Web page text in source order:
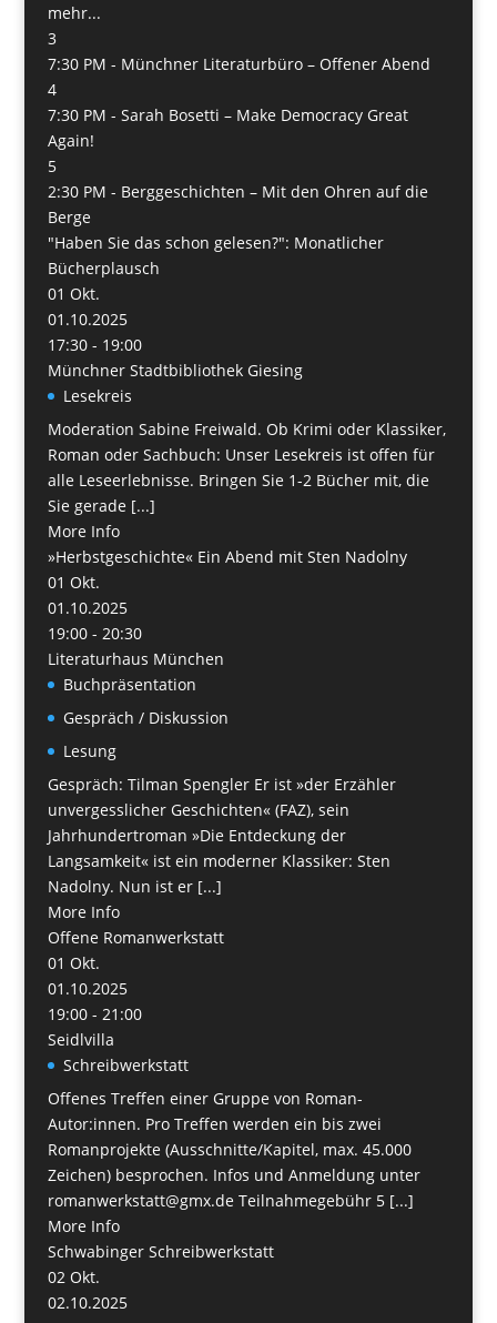
mehr...
3
7:30 PM - Münchner Literaturbüro – Offener Abend
4
7:30 PM - Sarah Bosetti – Make Democracy Great
Again!
5
2:30 PM - Berggeschichten – Mit den Ohren auf die
Berge
"Haben Sie das schon gelesen?": Monatlicher
Bücherplausch
01 Okt.
01.10.2025
17:30 - 19:00
Münchner Stadtbibliothek Giesing
Lesekreis
Moderation Sabine Freiwald. Ob Krimi oder Klassiker,
Roman oder Sachbuch: Unser Lesekreis ist offen für
alle Leseerlebnisse. Bringen Sie 1-2 Bücher mit, die
Sie gerade [...]
More Info
»Herbstgeschichte« Ein Abend mit Sten Nadolny
01 Okt.
01.10.2025
19:00 - 20:30
Literaturhaus München
Buchpräsentation
Gespräch / Diskussion
Lesung
Gespräch: Tilman Spengler Er ist »der Erzähler
unvergesslicher Geschichten« (FAZ), sein
Jahrhundertroman »Die Entdeckung der
Langsamkeit« ist ein moderner Klassiker: Sten
Nadolny. Nun ist er [...]
More Info
Offene Romanwerkstatt
01 Okt.
01.10.2025
19:00 - 21:00
Seidlvilla
Schreibwerkstatt
Offenes Treffen einer Gruppe von Roman-
Autor:innen. Pro Treffen werden ein bis zwei
Romanprojekte (Ausschnitte/Kapitel, max. 45.000
Zeichen) besprochen. Infos und Anmeldung unter
romanwerkstatt@gmx.de Teilnahmegebühr 5 [...]
More Info
Schwabinger Schreibwerkstatt
02 Okt.
02.10.2025